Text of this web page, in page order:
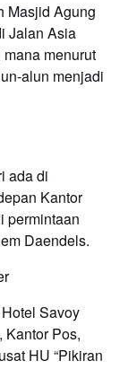
Masjid Agung
Jalan Asia
menurut
alun menjadi
ada di
Kantor
permintaan
Daendels.
Savoy
Kantor Pos,
HU “Pikiran